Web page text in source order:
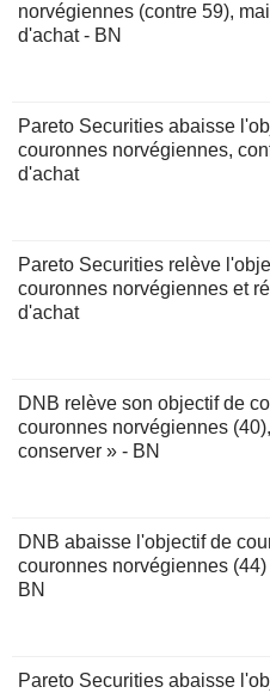
norvégiennes (contre 59),
d'achat - BN
Pareto Securities abaisse
couronnes norvégiennes,
d'achat
Pareto Securities relève
couronnes norvégiennes et
d'achat
DNB relève son objectif de
couronnes norvégiennes
conserver » - BN
DNB abaisse l'objectif de
couronnes norvégiennes
BN
Pareto Securities abaisse